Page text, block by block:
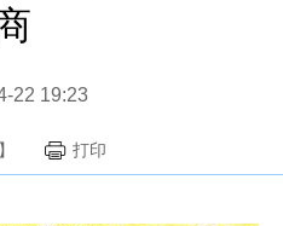
22 19:23
】 打印